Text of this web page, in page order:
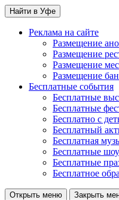
Найти в Уфе
Реклама на сайте
Размещение
Размещение
Размещение
Размещение
Бесплатные события
Бесплатные
Бесплатные
Бесплатно с
Бесплатный
Бесплатная
Бесплатные
Бесплатные
Бесплатное
Открыть меню Закрыть